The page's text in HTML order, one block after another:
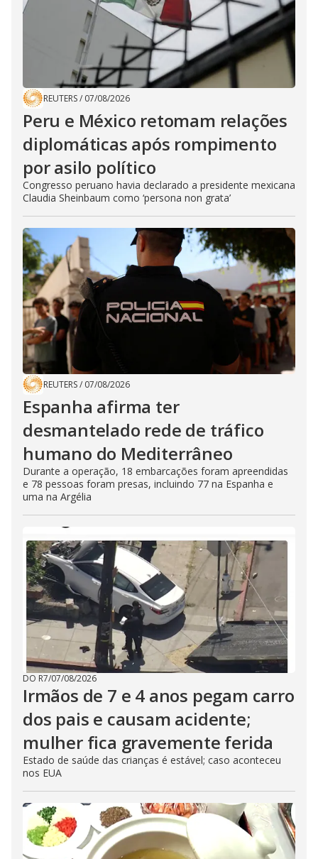
REUTERS/ 07/08/2026
Peru e México retomam relações
diplomáticas após rompimento
por asilo político
Congresso peruano havia declarado a presidente mexicana
Claudia Sheinbaum como ‘persona non grata’
REUTERS/ 07/08/2026
Espanha afirma ter
desmantelado rede de tráfico
humano do Mediterrâneo
Durante a operação, 18 embarcações foram apreendidas
e 78 pessoas foram presas, incluindo 77 na Espanha e
uma na Argélia
DO R7/07/08/2026
Irmãos de 7 e 4 anos pegam carro
dos pais e causam acidente;
mulher fica gravemente ferida
Estado de saúde das crianças é estável; caso aconteceu
nos EUA